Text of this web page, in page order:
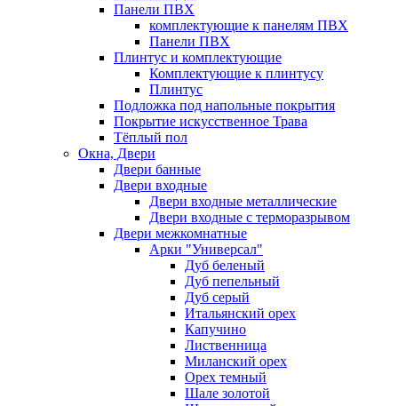
Панели ПВХ
комплектующие к панелям ПВХ
Панели ПВХ
Плинтус и комплектующие
Комплектующие к плинтусу
Плинтус
Подложка под напольные покрытия
Покрытие искусственное Трава
Тёплый пол
Окна, Двери
Двери банные
Двери входные
Двери входные металлические
Двери входные с терморазрывом
Двери межкомнатные
Арки "Универсал"
Дуб беленый
Дуб пепельный
Дуб серый
Итальянский орех
Капучино
Лиственница
Миланский орех
Орех темный
Шале золотой